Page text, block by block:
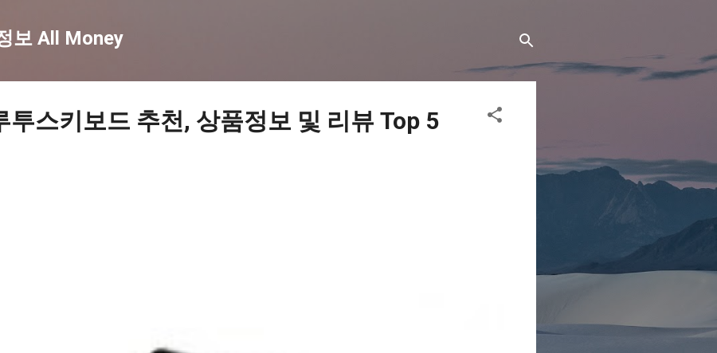
보 All Money
투스키보드 추천, 상품정보 및 리뷰 Top 5